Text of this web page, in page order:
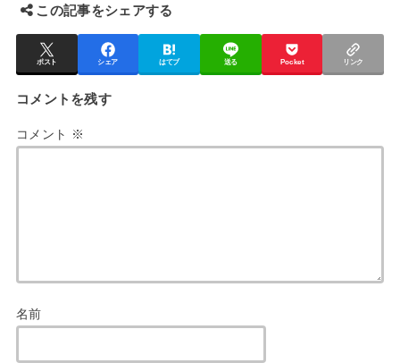
この記事をシェアする
ポスト シェア はてブ 送る Pocket リンク
コメントを残す
コメント ※
名前